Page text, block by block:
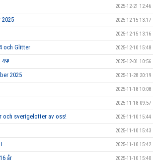
2025-12-21 12:46
2025-12-15 13:17
2025-12-15 13:16
och Glitter 2025-12-10 15:48
49! 2025-12-01 10:56
2025 2025-11-28 20:19
2025-11-18 10:08
2025-11-18 09:57
och sverigelotter av oss! 2025-11-10 15:44
2025-11-10 15:43
2025-11-10 15:42
år 2025-11-10 15:40